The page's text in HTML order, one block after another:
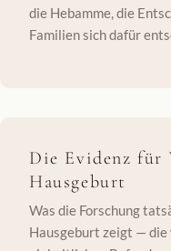
die Hebamme, die
Familien sich dafür
Die Evidenz für
Hausgeburt
Was die Forschung
Hausgeburt zeigt —